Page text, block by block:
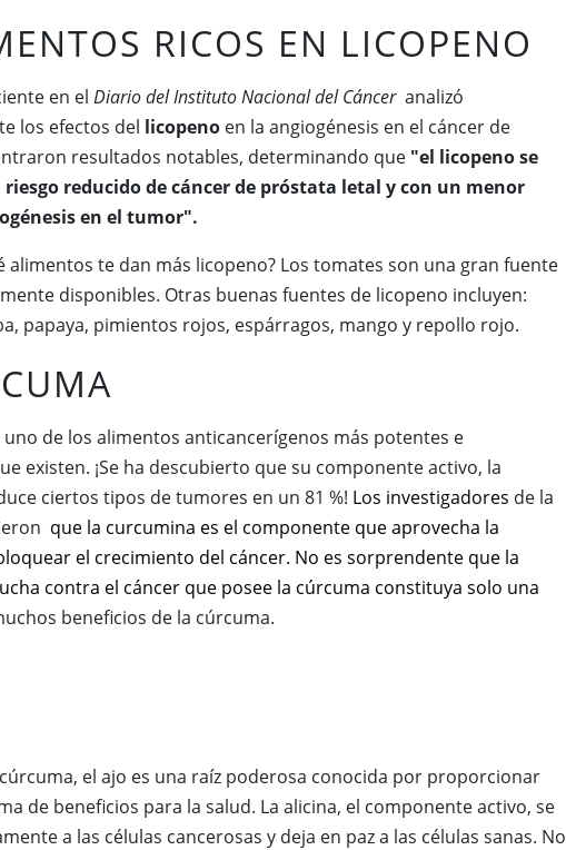
RICOS EN LICOPENO
en el Diario del Instituto Nacional del Cáncer analizó
los efectos del licopeno en la angiogénesis en el cáncer de
resultados notables, determinando que "el licopeno se
reducido de cáncer de próstata letal y con un menor
en el tumor".
alimentos te dan más licopeno? Los tomates son una gran fuente
disponibles. Otras buenas fuentes de licopeno incluyen:
papaya, pimientos rojos, espárragos, mango y repollo rojo.
uno de los alimentos anticancerígenos más potentes e
existen. ¡Se ha descubierto que su componente activo, la
ciertos tipos de tumores en un 81 %! Los investigadores de la
que la curcumina es el componente que aprovecha la
el crecimiento del cáncer. No es sorprendente que la
contra el cáncer que posee la cúrcuma constituya solo una
beneficios de la cúrcuma.
el ajo es una raíz poderosa conocida por proporcionar
de beneficios para la salud. La alicina, el componente activo, se
a las células cancerosas y deja en paz a las células sanas. No